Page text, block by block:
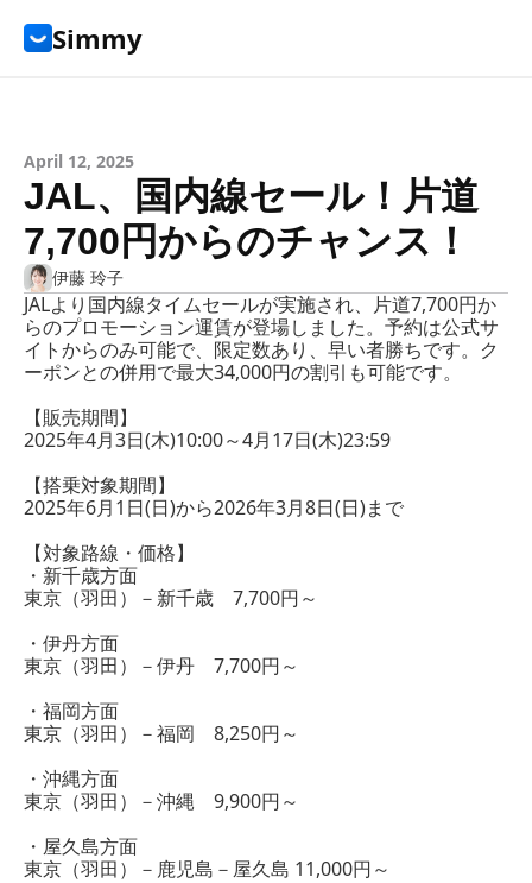
Simmy
April 12, 2025
JAL、国内線セール！片道
7,700円からのチャンス！
伊藤 玲子
JALより国内線タイムセールが実施され、片道7,700円か
らのプロモーション運賃が登場しました。予約は公式サ
イトからのみ可能で、限定数あり、早い者勝ちです。ク
ーポンとの併用で最大34,000円の割引も可能です。
【販売期間】
2025年4月3日(木)10:00～4月17日(木)23:59
【搭乗対象期間】
2025年6月1日(日)から2026年3月8日(日)まで
【対象路線・価格】
・新千歳方面
東京（羽田）－新千歳 7,700円～
・伊丹方面
東京（羽田）－伊丹 7,700円～
・福岡方面
東京（羽田）－福岡 8,250円～
・沖縄方面
東京（羽田）－沖縄 9,900円～
・屋久島方面
東京（羽田）－鹿児島－屋久島 11,000円～